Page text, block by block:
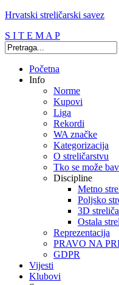
Hrvatski streličarski savez
S I T E M A P
Početna
Info
Norme
Kupovi
Liga
Rekordi
WA značke
Kategorizacija
O streličarstvu
Tko se može
Discipline
Metno
Poljsko
3D
Ostala
Reprezentacija
PRAVO NA
GDPR
Vijesti
Klubovi